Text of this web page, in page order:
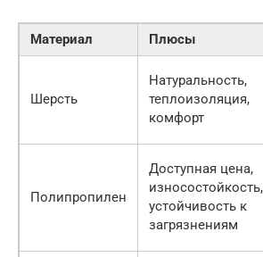
Материал Плюсы
Шерсть
Натуральность,
теплоизоляция,
комфорт
Полипропилен
Доступная цена,
износостойкость,
устойчивость к
загрязнениям